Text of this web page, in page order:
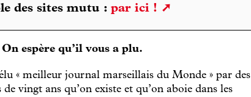
des sites mutu : par ici !
espère qu’il vous a plu.
« meilleur journal marseillais du Monde » par des
vingt ans qu’on existe et qu’on aboie dans les